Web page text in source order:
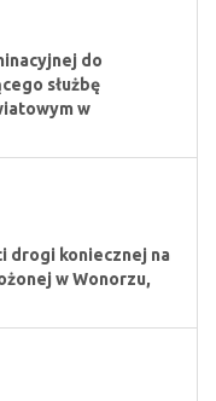
do
służbę
w
drogi koniecznej na
w Wonorzu,